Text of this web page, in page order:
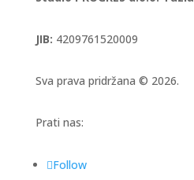
JIB: 4209761520009
Sva prava pridržana © 2026.
Prati nas:
Follow